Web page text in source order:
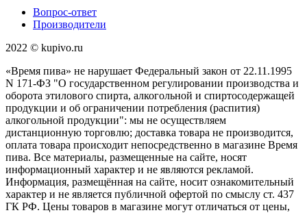
Вопрос-ответ
Производители
2022 ©️ kupivo.ru
«Время пива» не нарушает Федеральный закон от 22.11.1995
N 171-ФЗ "О государственном регулировании производства и
оборота этилового спирта, алкогольной и спиртосодержащей
продукции и об ограничении потребления (распития)
алкогольной продукции": мы не осуществляем
дистанционную торговлю; доставка товара не производится,
оплата товара происходит непосредственно в магазине Время
пива. Все материалы, размещенные на сайте, носят
информационный характер и не являются рекламой.
Информация, размещённая на сайте, носит ознакомительный
характер и не является публичной офертой по смыслу ст. 437
ГК РФ. Цены товаров в магазине могут отличаться от цены,